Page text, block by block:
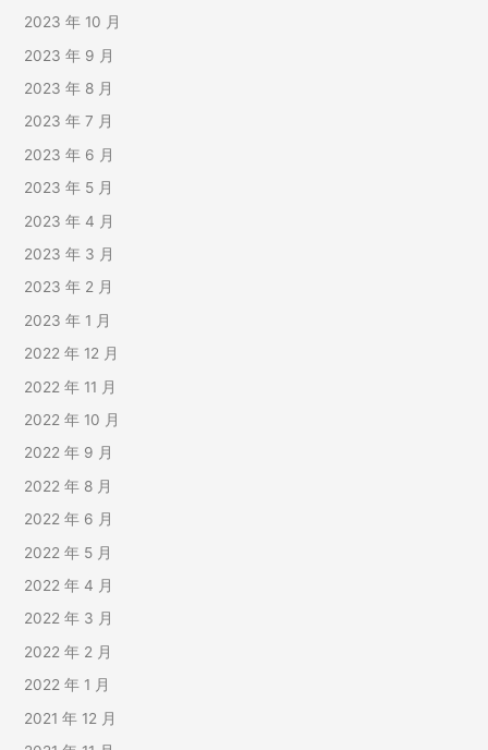
2023 年 10 月
2023 年 9 月
2023 年 8 月
2023 年 7 月
2023 年 6 月
2023 年 5 月
2023 年 4 月
2023 年 3 月
2023 年 2 月
2023 年 1 月
2022 年 12 月
2022 年 11 月
2022 年 10 月
2022 年 9 月
2022 年 8 月
2022 年 6 月
2022 年 5 月
2022 年 4 月
2022 年 3 月
2022 年 2 月
2022 年 1 月
2021 年 12 月